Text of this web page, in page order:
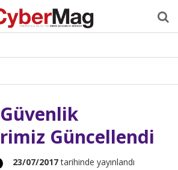
Dergi Editörden
Sizden Gelenler
İletişim
Güncellendi
23/07/2017tarihinde yayınlandı